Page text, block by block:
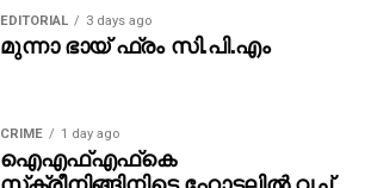
EDITORIAL 3 days ago
മുന്നാ ഭായ് ഫ്രം സി.പി.എം
CRIME 1 day ago
ഐഎഫ്എഫ്‌കെ
സ്‌ക്രീനിങ്ങിനിടെ ഹോട്ടലില്‍ വച്ച്